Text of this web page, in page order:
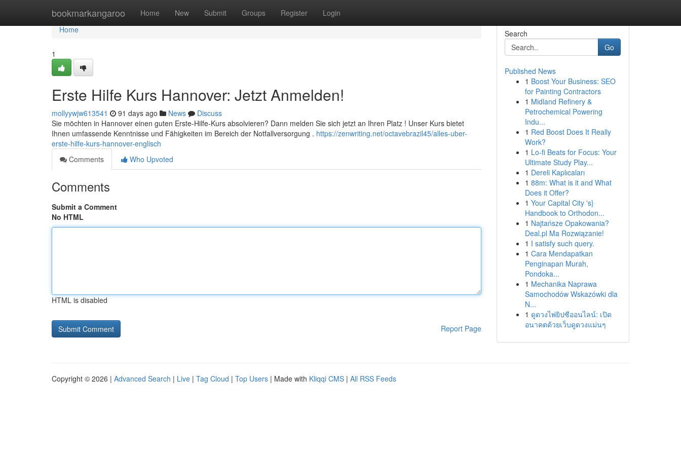
bookmarkangaroo Home New Submit Groups Register Login
Home
Home
1
Erste Hilfe Kurs Hannover: Jetzt Anmelden!
mollyywjw613541 91 days ago News
Discuss
Sie möchten in Hannover einen guten Erste-Hilfe-Kurs absolvieren? Dann melden Sie sich jetzt an Ihren Platz ! Unser Kurs bietet
Ihnen umfassende Kenntnisse und Fähigkeiten im Bereich der Notfallversorgung . https://zenwriting.net/octavebrazil45/alles-uber-
erste-hilfe-kurs-hannover-englisch
Comments
Who Upvoted
Comments
Submit a Comment
No HTML
HTML is disabled
Report Page
Search
Go
Published News
1 Boost Your Business: SEO
for Painting Contractors
1 Midland Refinery &
Petrochemical Powering
Indu...
1 Red Boost Does It Really
Work?
1 Lo-fi Beats for Focus: Your
Ultimate Study Play...
1 Dereli Kaplıcaları
1 88m: What is it and What
Does it Offer?
1 Your Capital City 's}
Handbook to Orthodon...
1 Najtańsze Opakowania?
Deal.pl Ma Rozwiązanie!
1 I satisfy such query.
1 Cara Mendapatkan
Penginapan Murah,
Pondoka...
1 Mechanika Naprawa
Samochodów Wskazówki dla
N...
1 ดูดวงไพ่ยิปซีออนไลน์: เปิด
อนาคตด้วยเว็บดูดวงแม่นๆ
Copyright © 2026 | Advanced Search | Live | Tag Cloud | Top Users | Made with Kliqqi CMS | All RSS Feeds